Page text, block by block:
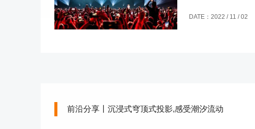
DATE：2022 / 11 / 02
前沿分享丨沉浸式穹顶式投影,感受潮汐流动